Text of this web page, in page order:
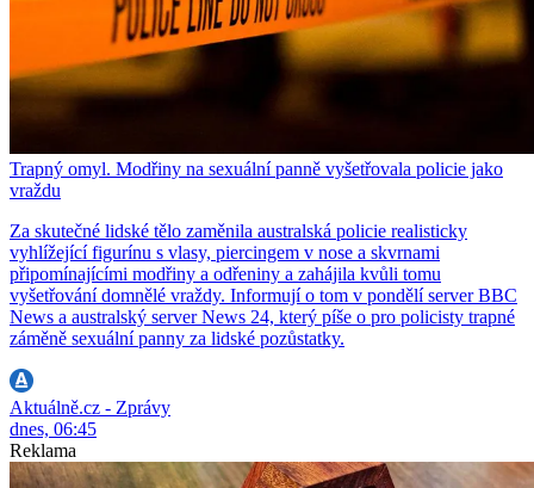
Trapný omyl. Modřiny na sexuální panně vyšetřovala policie jako
vraždu
Za skutečné lidské tělo zaměnila australská policie realisticky
vyhlížející figurínu s vlasy, piercingem v nose a skvrnami
připomínajícími modřiny a odřeniny a zahájila kvůli tomu
vyšetřování domnělé vraždy. Informují o tom v pondělí server BBC
News a australský server News 24, který píše o pro policisty trapné
záměně sexuální panny za lidské pozůstatky.
Aktuálně.cz - Zprávy
dnes, 06:45
Reklama